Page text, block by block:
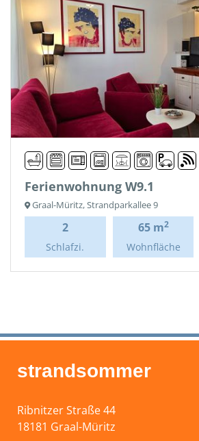
Ferienwohnung W9.1
Graal-Müritz, Strandparkallee 9
2
Schlafzi.
65 m2
Wohnfläche
strandsommer
Ribnitzer Straße 44
18181 Graal-Müritz